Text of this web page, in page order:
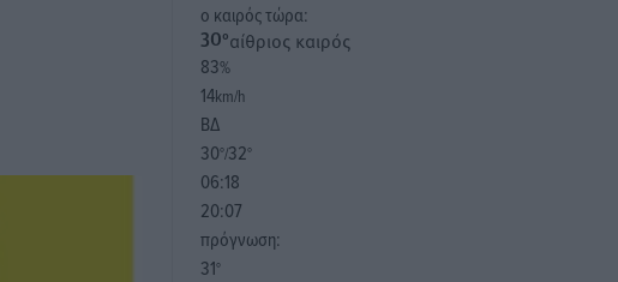
o καιρός τώρα:
30°αίθριος καιρός
83%
14km/h
ΒΔ
30°/32°
06:18
20:07
πρόγνωση:
31°